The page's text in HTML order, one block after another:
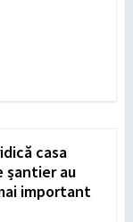
casa
șantier au
important